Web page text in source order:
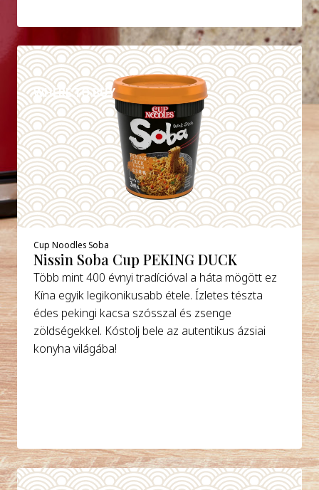
WHERE TO BUY
DETAILS
Cup Noodles Soba
Nissin Soba Cup PEKING DUCK
Több mint 400 évnyi tradícióval a háta mögött ez
Kína egyik legikonikusabb étele. Ízletes tészta
édes pekingi kacsa szósszal és zsenge
zöldségekkel. Kóstolj bele az autentikus ázsiai
konyha világába!
DETAILS